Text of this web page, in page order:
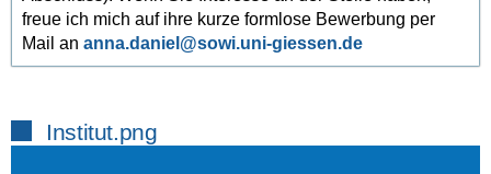
freue ich mich auf ihre kurze formlose Bewerbung per
Mail ananna.daniel
Institut.png